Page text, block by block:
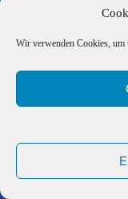
Wir verwenden Cookies, um
Copyright ©
Kontakt|